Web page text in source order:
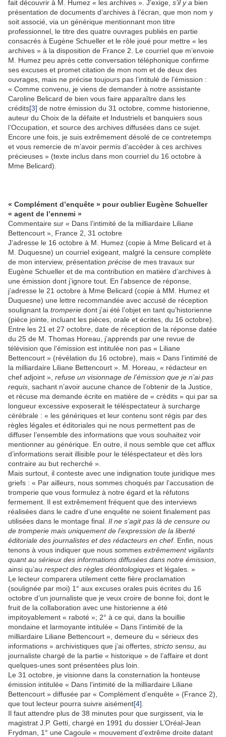
fait découvrir à M. Humez « les archives ». J’exige, s’il y a bien
présentation de documents d’archives à l’écran, que mon nom y
soit associé, via un générique mentionnant mon titre
professionnel, le titre des quatre ouvrages publiés en partie
consacrés à Eugène Schueller et le rôle joué pour mettre « les
archives » à la disposition de France 2. Le courriel que m’envoie
M. Humez peu après cette conversation téléphonique confirme
ses excuses et promet citation de mon nom et de deux des
ouvrages, mais ne précise toujours pas l’intitulé de l’émission :
« Comme convenu, je viens de demander à notre assistante
Caroline Belicard de bien vous faire apparaître dans les
crédits[3] de notre émission du 31 octobre, comme historienne,
auteur du Choix de la défaite et Industriels et banquiers sous
l’Occupation, et source des archives diffusées dans ce sujet.
Encore une fois, je suis extrêmement désolé de ce contretemps
et vous remercie de m’avoir permis d’accéder à ces archives
précieuses » (texte inclus dans mon courriel du 16 octobre à
Mme Belicard).
« Complément d’enquête » pour oublier Eugène Schueller
« agent de l’ennemi »
Commentaire sur « Dans l’intimité de la milliardaire Liliane
Bettencourt », France 2, 31 octobre
J’adresse le 16 octobre à M. Humez (copie à Mme Belicard et à
M. Duquesne) un courriel exigeant, malgré la censure complète
de mon interview, présentation précise de mes travaux sur
Eugène Schueller et de ma contribution en matière d’archives à
une émission dont j’ignore tout. En l’absence de réponse,
j’adresse le 21 octobre à Mme Belicard (copie à MM. Humez et
Duquesne) une lettre recommandée avec accusé de réception
soulignant la tromperie dont j’ai été l’objet en tant qu’historienne
(pièce jointe, incluant les pièces, orale et écrites, du 16 octobre).
Entre les 21 et 27 octobre, date de réception de la réponse datée
du 25 de M. Thomas Horeau, j’apprends par une revue de
télévision que l’émission est intitulée non pas « Liliane
Bettencourt » (révélation du 16 octobre), mais « Dans l’intimité de
la milliardaire Liliane Bettencourt ». M. Horeau, « rédacteur en
chef adjoint », refuse un visionnage de l’émission que je n’ai pas
requis , sachant n’avoir aucune chance de l’obtenir de la Justice,
et récuse ma demande écrite en matière de « crédits » qui par sa
longueur excessive exposerait le téléspectateur à surcharge
cérébrale : « les génériques et leur contenu sont régis par des
règles légales et éditoriales qui ne nous permettent pas de
diffuser l’ensemble des informations que vous souhaitez voir
mentionner au générique. En outre, il nous semble que cet afflux
d’informations serait illisible pour le téléspectateur et dès lors
contraire au but recherché ».
Mais surtout, il conteste avec une indignation toute juridique mes
griefs : « Par ailleurs, nous sommes choqués par l’accusation de
tromperie que vous formulez à notre égard et la réfutons
fermement. Il est extrêmement fréquent que des interviews
réalisées dans le cadre d’une enquête ne soient finalement pas
utilisées dans le montage final. Il ne s’agit pas là de censure ou
de tromperie mais uniquement de l’expression de la liberté
éditoriale des journalistes et des rédacteurs en chef. Enfin, nous
tenons à vous indiquer que nous sommes extrêmement vigilants
quant au sérieux des informations diffusées dans notre émission
ainsi qu’au respect des règles déontologiques et légales. »
Le lecteur comparera utilement cette fière proclamation
(soulignée par moi) 1° aux excuses orales puis écrites du 16
octobre d’un journaliste que je veux croire de bonne foi, dont le
fruit de la collaboration avec une historienne a été
impitoyablement « raboté »; 2° à ce qui, dans la bouillie
mondaine et larmoyante intitulée « Dans l’intimité de la
milliardaire Liliane Bettencourt », demeure du « sérieux des
informations » archivistiques que j’ai offertes, stricto sensu , au
journaliste chargé de la partie « historique » de l’affaire et dont
quelques-unes sont présentées plus loin.
Le 31 octobre, je visionne dans la consternation la honteuse
émission intitulée « Dans l’intimité de la milliardaire Liliane
Bettencourt » diffusée par « Complément d’enquête » (France 2),
que tout lecteur pourra suivre aisément[4]
Il faut attendre plus de 38 minutes pour que surgissent, via le
magistrat J.P. Getti, chargé en 1991 du dossier L’Oréal-Jean
Frydman, 1° une Cagoule « mouvement d’extrême droite datant